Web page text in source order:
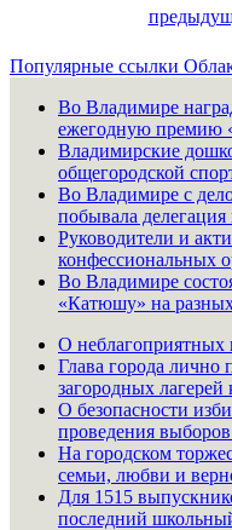
Популярные ссылки
Во Владимире
ежегодную премию
Владимирские
общегородской
Во Владимире с
побывала
Руководители и
конфессиональных
Во Владимире
«Катюшу» на
О неблагоприятных
Глава города лично
загородных лагерей
О безопасности
проведения
На городском
семьи, любви и
Для 1515
последний